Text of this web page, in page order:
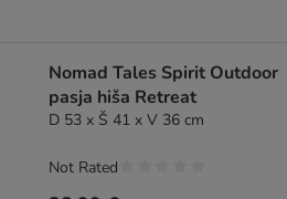
Nomad Tales Spirit Outdoor
pasja hiša Retreat
D 53 x Š 41 x V 36 cm
Not Rated